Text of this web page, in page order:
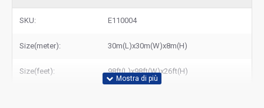
SKU: E110004
Size(meter): 30m(L)x30m(W)x8m(H)
Size(feet): 98ft(L)x98ft(W)x26ft(H)